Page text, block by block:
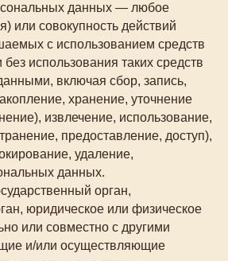
данных — любое
или совокупность действий
с использованием средств
использования таких средств
включая сбор, запись,
хранение, уточнение
извлечение, использование,
предоставление, доступ),
удаление,
данных.
орган,
юридическое или физическое
или совместно с другими
и/или осуществляющие